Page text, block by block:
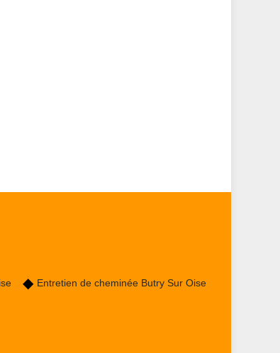
Entretien de cheminée Butry Sur Oise